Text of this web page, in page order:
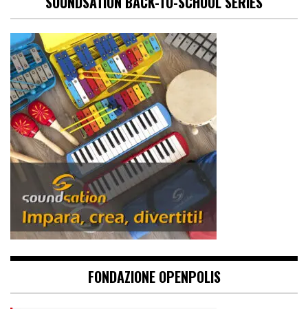
FONDAZIONE OPENPOLIS